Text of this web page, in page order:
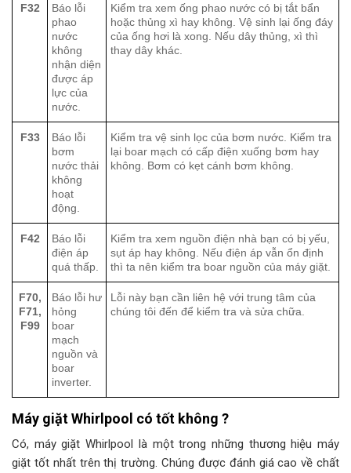
F32
Báo lỗi
phao
nước
không
nhận diện
được áp
lực của
nước.
Kiểm tra xem ống phao nước có bị tắt bẩn
hoặc thủng xì hay không. Vệ sinh lại ống đáy
của ống hơi là xong. Nếu dây thủng, xì thì
thay dây khác.
F33
Báo lỗi
bơm
nước thải
không
hoạt
động.
Kiểm tra vệ sinh lọc của bơm nước. Kiểm tra
lại boar mạch có cấp điện xuống bơm hay
không. Bơm có kẹt cánh bơm không.
F42
Báo lỗi
điện áp
quá thấp.
Kiểm tra xem nguồn điện nhà bạn có bị yếu,
sụt áp hay không. Nếu điện áp vẫn ổn định
thì ta nên kiểm tra boar nguồn của máy giặt.
F70,
F71,
F99
Báo lỗi hư
hỏng
boar
mạch
nguồn và
boar
inverter.
Lỗi này bạn cần liên hệ với trung tâm của
chúng tôi đến để kiểm tra và sửa chữa.
Máy giặt Whirlpool có tốt không ?
Có, máy giặt Whirlpool là một trong những thương hiệu máy
giặt tốt nhất trên thị trường. Chúng được đánh giá cao về chất